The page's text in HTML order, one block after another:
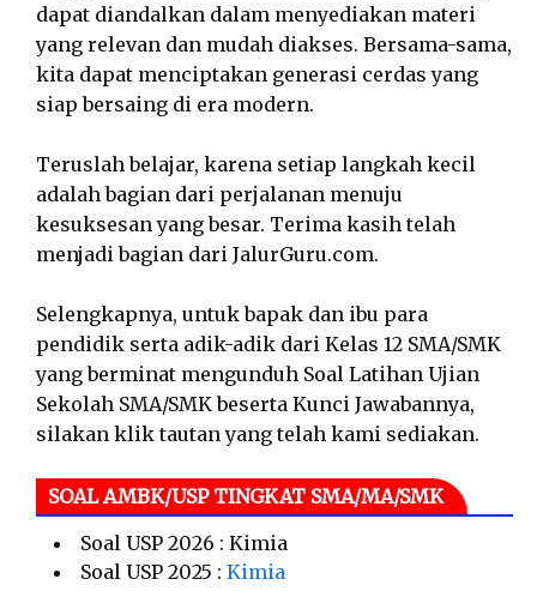
dapat diandalkan dalam menyediakan materi
yang relevan dan mudah diakses. Bersama-sama,
kita dapat menciptakan generasi cerdas yang
siap bersaing di era modern.
Teruslah belajar, karena setiap langkah kecil
adalah bagian dari perjalanan menuju
kesuksesan yang besar. Terima kasih telah
menjadi bagian dari JalurGuru.com.
Selengkapnya, untuk bapak dan ibu para
pendidik serta adik-adik dari Kelas 12 SMA/SMK
yang berminat mengunduh Soal Latihan Ujian
Sekolah SMA/SMK beserta Kunci Jawabannya,
silakan klik tautan yang telah kami sediakan.
SOAL AMBK/USP TINGKAT SMA/MA/SMK
Soal USP 2026 : Kimia
Soal USP 2025 : Kimia